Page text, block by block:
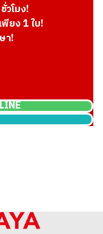
โมง!
ยง 1 ใบ!
า!